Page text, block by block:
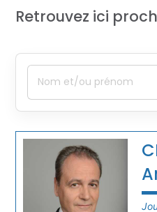
Retrouvez ici